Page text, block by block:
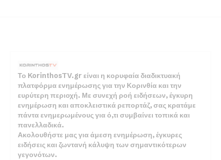
Το KorinthosTV.gr είναι η κορυφαία διαδικτυακή
πλατφόρμα ενημέρωσης για την Κορινθία και την
ευρύτερη περιοχή. Με συνεχή ροή ειδήσεων, έγκυρη
ενημέρωση και αποκλειστικά ρεπορτάζ, σας κρατάμε
πάντα ενημερωμένους για ό,τι συμβαίνει τοπικά και
πανελλαδικά.
Ακολουθήστε μας για άμεση ενημέρωση, έγκυρες
ειδήσεις και ζωντανή κάλυψη των σημαντικότερων
γεγονότων.